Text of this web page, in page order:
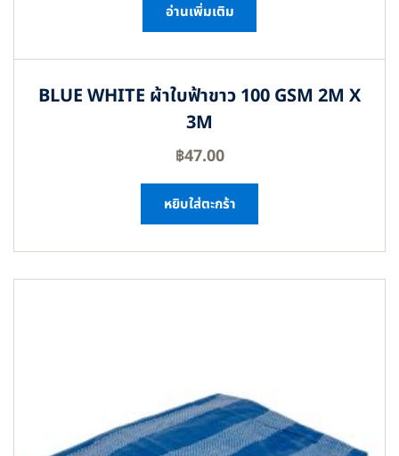
อ่านเพิ่มเติม
BLUE WHITE ผ้าใบฟ้าขาว 100 GSM 2M X
3M
฿47.00
หยิบใส่ตะกร้า